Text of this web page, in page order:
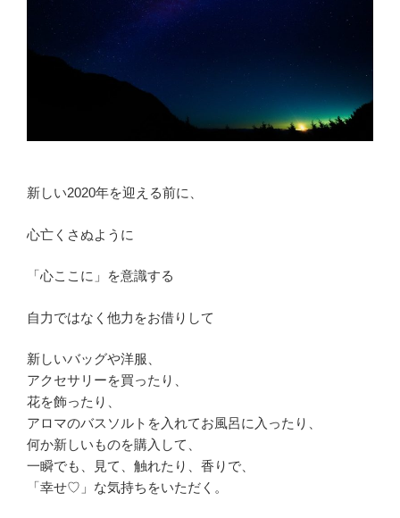
新しい2020年を迎える前に、
心亡くさぬように
「心ここに」を意識する
自力ではなく他力をお借りして
新しいバッグや洋服、
アクセサリーを買ったり、
花を飾ったり、
アロマのバスソルトを入れてお風呂に入ったり、
何か新しいものを購入して、
一瞬でも、見て、触れたり、香りで、
「幸せ♡」な気持ちをいただく。